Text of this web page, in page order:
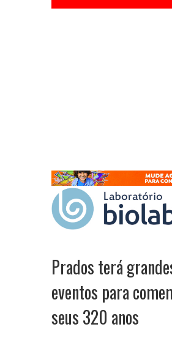
Prados terá
eventos para
seus 320 anos